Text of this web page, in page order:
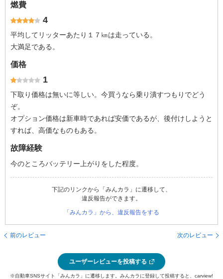
燃費
4
平均してリッターあたり１７㎞は走っている。
大満足である。
価格
1
下取り価格は無いに等しい。今買うなら乗り潰すつもりでどう
ぞ。
オプション価格は新車時であれば安価であるが、後付けしようと
すれば、高価なものもある。
故障経験
今のところバッテリー上がりをした程度。
下記のリンクから「みんカラ」に遷移して、
違反報告ができます。
「みんカラ」から、違反報告をする
前のレビュー 次のレビュー
ユーザーレビューを投稿する
※自動車SNSサイト「みんカラ」に遷移します。みんカラに登録して投稿すると、carview!